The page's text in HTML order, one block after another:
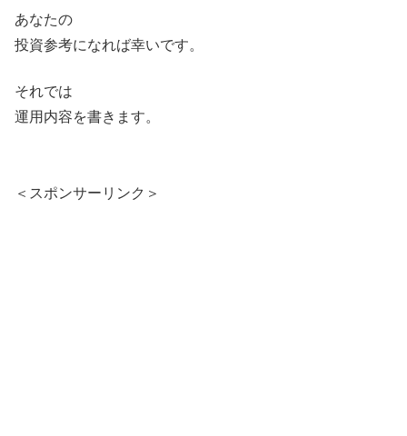
あなたの
投資参考になれば幸いです。
それでは
運用内容を書きます。
＜スポンサーリンク＞